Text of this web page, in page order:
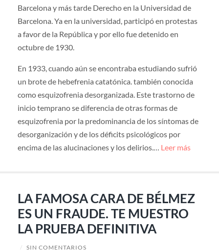
Barcelona y más tarde Derecho en la Universidad de
Barcelona. Ya en la universidad, participó en protestas
a favor de la República y por ello fue detenido en
octubre de 1930.
En 1933, cuando aún se encontraba estudiando sufrió
un brote de hebefrenia catatónica. también conocida
como esquizofrenia desorganizada. Este trastorno de
inicio temprano se diferencia de otras formas de
esquizofrenia por la predominancia de los síntomas de
desorganización y de los déficits psicológicos por
encima de las alucinaciones y los delirios.… Leer más
LA FAMOSA CARA DE BÉLMEZ
ES UN FRAUDE. TE MUESTRO
LA PRUEBA DEFINITIVA
/ SIN COMENTARIOS